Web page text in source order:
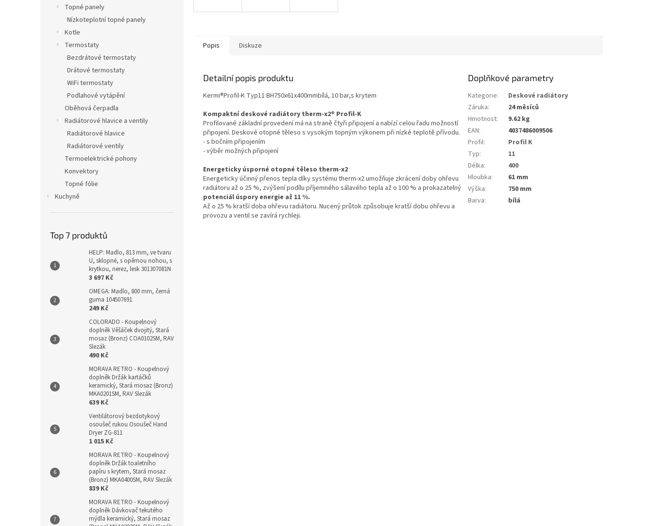
Topné panely
Nízkoteplotní topné panely
Kotle
Termostaty
Bezdrátové termostaty
Drátové termostaty
WiFi termostaty
Podlahové vytápění
Oběhová čerpadla
Radiátorové hlavice a ventily
Radiátorové hlavice
Radiátorové ventily
Termoelektrické pohony
Konvektory
Topné fólie
Kuchyně
Top 7 produktů
HELP: Madlo, 813 mm, ve tvaru
U, sklopné, s opěrnou nohou, s
krytkou, nerez, lesk 301307081N
3 697 Kč
OMEGA: Madlo, 800 mm, černá
guma 104507691
249 Kč
COLORADO - Koupelnový
doplněk Věšáček dvojitý, Stará
mosaz (Bronz) COA0102SM, RAV
Slezák
490 Kč
MORAVA RETRO - Koupelnový
doplněk Držák kartáčků
keramický, Stará mosaz (Bronz)
MKA0201SM, RAV Slezák
639 Kč
Ventilátorový bezdotykový
osoušeč rukou Osoušeč Hand
Dryer ZG-811
1 015 Kč
MORAVA RETRO - Koupelnový
doplněk Držák toaletního
papíru s krytem, Stará mosaz
(Bronz) MKA0400SM, RAV Slezák
839 Kč
MORAVA RETRO - Koupelnový
doplněk Dávkovač tekutého
mýdla keramický, Stará mosaz
Popis Diskuze
Detailní popis produktu
Kermi®Profil-K Typ11 BH750x61x400mmbílá, 10 bar,s krytem
Kompaktní deskové radiátory therm-x2® Profil-K
Profilované základní provedení má na straně čtyři připojení a nabízí celou řadu možností
připojení. Deskové otopné těleso s vysokým topným výkonem při nízké teplotě přívodu.
- s bočním připojením
- výběr možných připojení
Energeticky úsporné otopné těleso therm-x2
Energeticky účinný přenos tepla díky systému therm-x2 umožňuje zkrácení doby ohřevu
radiátoru až o 25 %, zvýšení podílu příjemného sálavého tepla až o 100 % a prokazatelný
potenciál úspory energie až 11 %.
Až o 25 % kratší doba ohřevu radiátoru. Nucený průtok způsobuje kratší dobu ohřevu a
provozu a ventil se zavírá rychleji.
Doplňkové parametry
Kategorie:
Deskové radiátory
Záruka:
24 měsíců
Hmotnost:
9.62 kg
EAN:
4037486009506
Profil:
Profil K
Typ:
11
Délka:
400
Hloubka:
61 mm
Výška:
750 mm
Barva: bílá